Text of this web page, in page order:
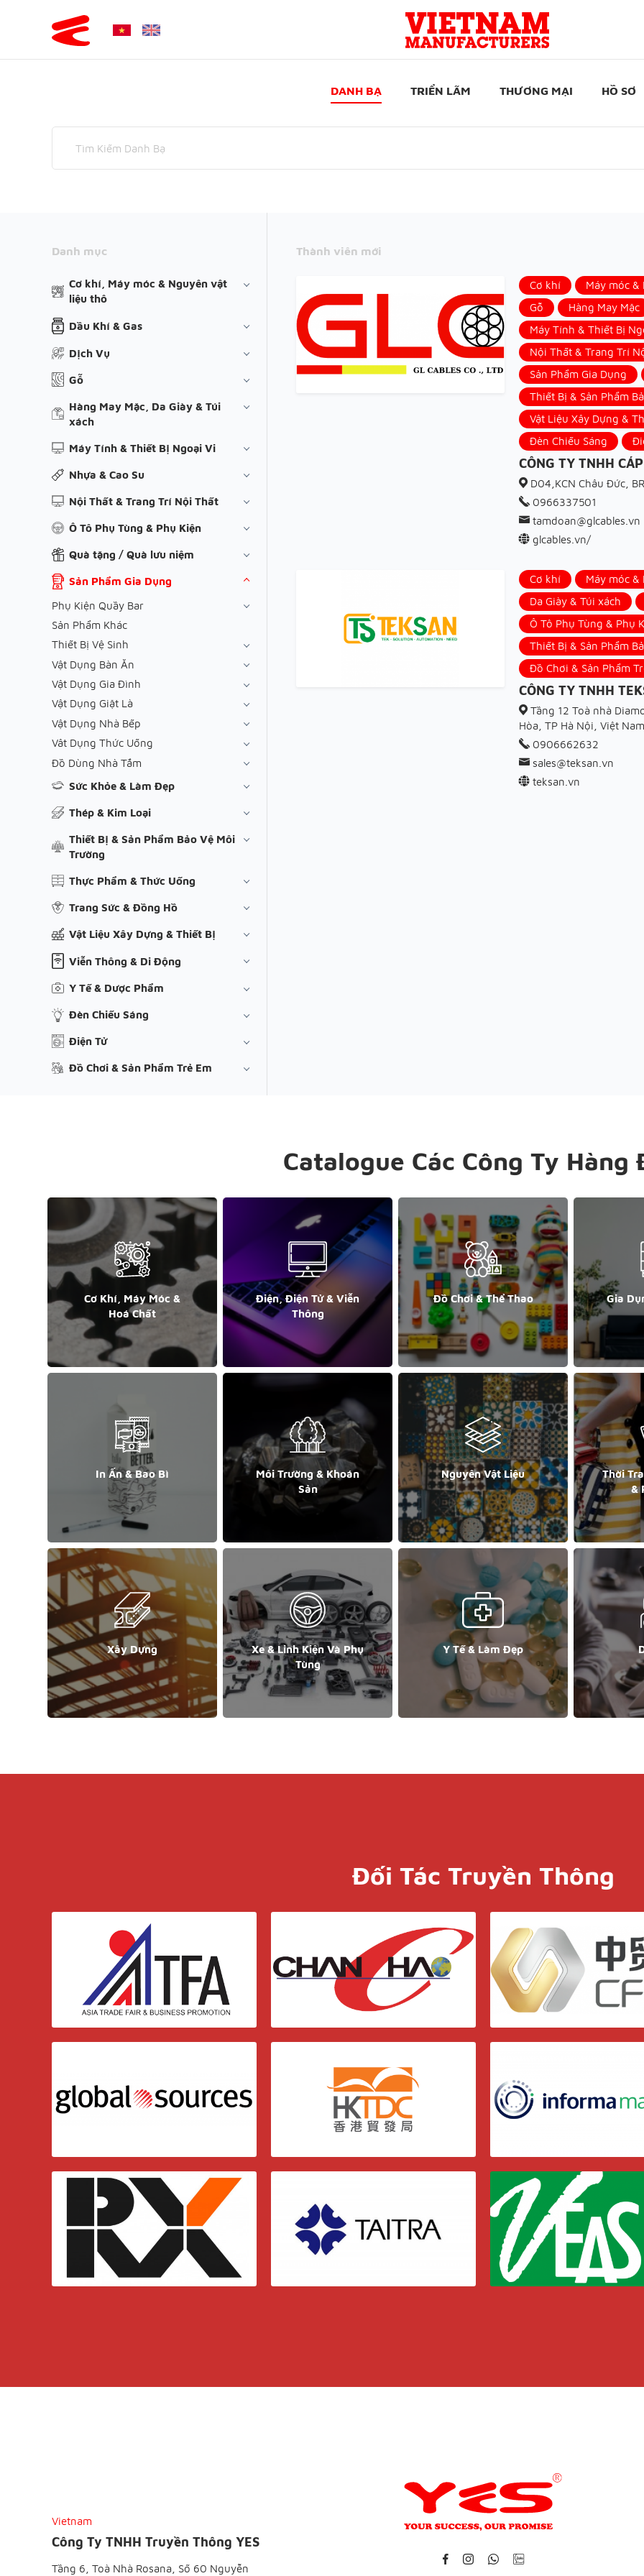
DANH BẠ TRIỂN LÃM THƯƠNG MẠI HỒ SƠ
Danh mục
Cơ khí, Máy móc & Nguyên vật
liệu thô
Dầu Khí & Gas
Dịch Vụ
Gỗ
Hàng May Mặc, Da Giày & Túi
xách
Máy Tính & Thiết Bị Ngoại Vi
Nhựa & Cao Su
Nội Thất & Trang Trí Nội Thất
Ô Tô Phụ Tùng & Phụ Kiện
Quà tặng / Quà lưu niệm
Sản Phẩm Gia Dụng
Phụ Kiện Quầy Bar
Sản Phẩm Khác
Thiết Bị Vệ Sinh
Vật Dụng Bàn Ăn
Vật Dụng Gia Đình
Vật Dụng Giặt Là
Vật Dụng Nhà Bếp
Vât Dụng Thức Uống
Đồ Dùng Nhà Tắm
Sức Khỏe & Làm Đẹp
Thép & Kim Loại
Thiết Bị & Sản Phẩm Bảo Vệ Môi
Trường
Thực Phẩm & Thức Uống
Trang Sức & Đồng Hồ
Vật Liệu Xây Dựng & Thiết Bị
Viễn Thông & Di Động
Y Tế & Dược Phẩm
Đèn Chiếu Sáng
Điện Tử
Đồ Chơi & Sản Phẩm Trẻ Em
Thành viên mới
Cơ khí
Máy móc
Gỗ
Hàng May Mặc
Máy Tính & Thiết Bị
Nội Thất & Trang Trí
Sản Phẩm Gia Dụng
Thiết Bị & Sản Phẩm
Vật Liệu Xây Dựng &
Đèn Chiếu Sáng
CÔNG TY TNHH
D04,KCN Châu Đức,
0966337501
tamdoan@glcables.vn
glcables.vn/
Cơ khí
Máy móc
Da Giày & Túi xách
Ô Tô Phụ Tùng & Phụ
Thiết Bị & Sản Phẩm
Đồ Chơi & Sản Phẩm
CÔNG TY TNHH
Tầng 12 Toà nhà
Hòa, TP Hà Nội, Việt
0906662632
sales@teksan.vn
teksan.vn
Catalogue Các Công Ty Hàng
Cơ Khí, Máy Móc &
Hoá Chất
Điện, Điện Tử & Viễn
Thông
Đồ Chơi & Thể Thao Gia
In Ấn & Bao Bì
Môi Trường & Khoán
Sản
Nguyên Vật Liệu
Thời
&
Xây Dựng
Xe & Linh Kiện Và Phụ
Tùng
Y Tế & Làm Đẹp
Đối Tác Truyền Thông
Vietnam
Công Ty TNHH Truyền Thông YES
Tầng 6, Toà Nhà Rosana, Số 60 Nguyễn